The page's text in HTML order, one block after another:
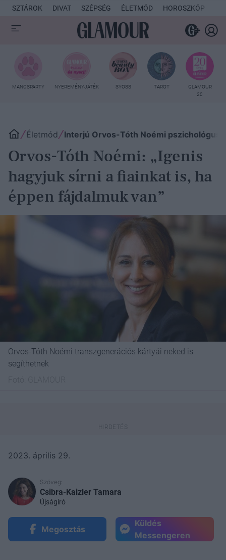
SZTÁROK DIVAT SZÉPSÉG ÉLETMÓD HOROSZKÓP
MANCSPARTY NYEREMÉNYJÁTÉK SYOSS TAROT
GLAMOUR
20
Életmód Interjú Orvos-Tóth Noémi
Orvos-Tóth Noémi: „Igenis
hagyjuk sírni a fiainkat is, ha
éppen fájdalmuk van”
Orvos-Tóth Noémi transzgenerációs kártyái neked is
segíthetnek
2023. április 29.
Szöveg:
Csibra-Kaizler Tamara
Újságíró
Megosztás
Küldés
Messengeren